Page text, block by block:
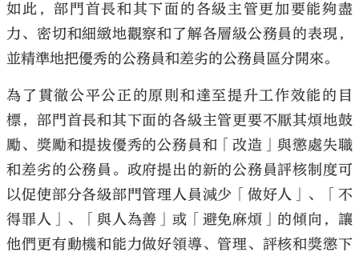
如此，部門首長和其下面的各級主管更加要能夠盡
力、密切和細緻地觀察和了解各層級公務員的表現，
並精準地把優秀的公務員和差劣的公務員區分開來。
為了貫徹公平公正的原則和達至提升工作效能的目
標，部門首長和其下面的各級主管更要不厭其煩地鼓
勵、獎勵和提拔優秀的公務員和「改造」與懲處失職
和差劣的公務員。政府提出的新的公務員評核制度可
以促使部分各級部門管理人員減少「做好人」、「不
得罪人」、「與人為善」或「避免麻煩」的傾向，讓
他們更有動機和能力做好領導、管理、評核和獎懲下